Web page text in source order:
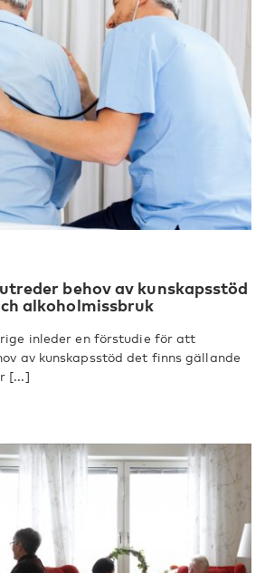
behov av kunskapsstöd
alkoholmissbruk
inleder en förstudie för att
av kunskapsstöd det finns gällande
[...]